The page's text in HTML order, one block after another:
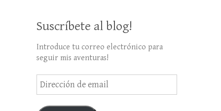
Suscríbete al blog!
Introduce tu correo electrónico para
seguir mis aventuras!
Dirección
de